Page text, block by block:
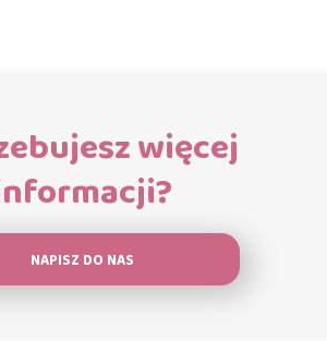
więcej
NAPISZ DO NAS